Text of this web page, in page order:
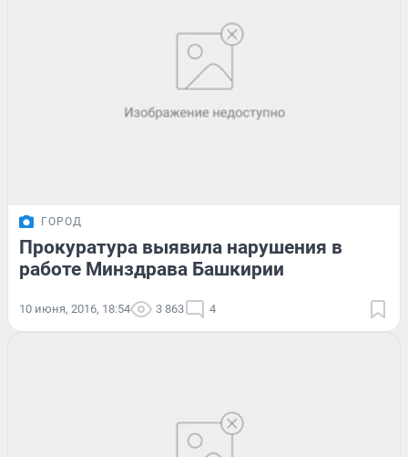
ГОРОД
Прокуратура выявила нарушения в
работе Минздрава Башкирии
10 июня, 2016, 18:54 3 863 4